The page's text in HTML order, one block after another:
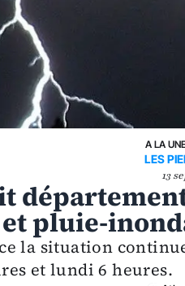
A LA
LES
13
et pluie-
la situation
et lundi 6 heures.